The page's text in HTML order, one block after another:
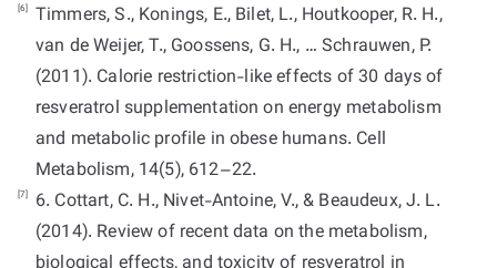
[6] Timmers, S., Konings, E., Bilet, L., Houtkooper, R. H.,
van de Weijer, T., Goossens, G. H., … Schrauwen, P.
(2011). Calorie restriction-like effects of 30 days of
resveratrol supplementation on energy metabolism
and metabolic profile in obese humans. Cell
Metabolism, 14(5), 612–22.
[7]
6. Cottart, C. H., Nivet-Antoine, V., & Beaudeux, J. L.
(2014). Review of recent data on the metabolism,